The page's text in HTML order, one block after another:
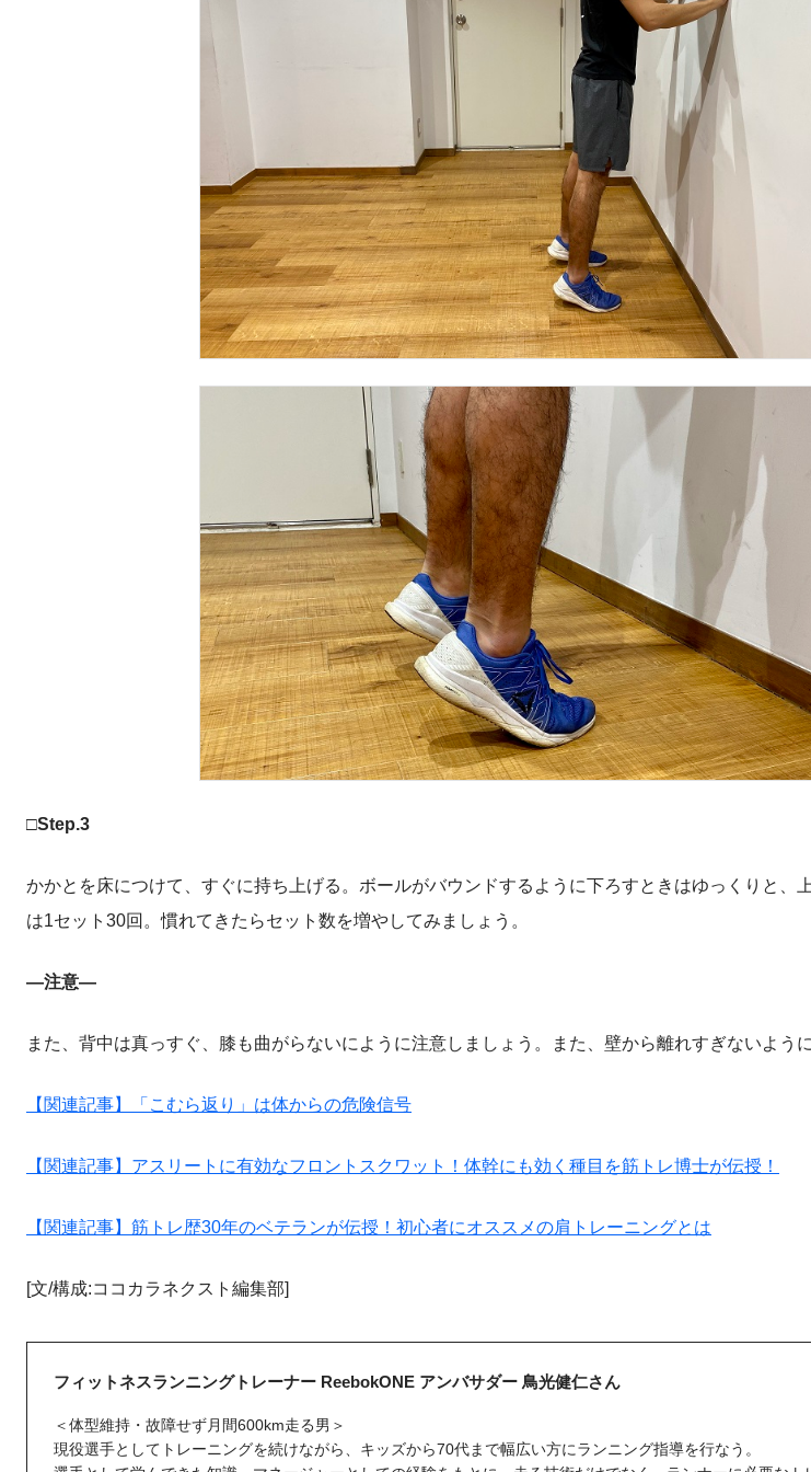
□Step.3
かかとを床につけて、すぐに持ち上げる。ボールがバウンドするように下ろすときはゆっくりと、
は1セット30回。慣れてきたらセット数を増やしてみましょう。
―注意―
また、背中は真っすぐ、膝も曲がらないにように注意しましょう。また、壁から離れすぎないよう
【関連記事】「こむら返り」は体からの危険信号
【関連記事】アスリートに有効なフロントスクワット！体幹にも効く種目を筋トレ博士が伝授！
【関連記事】筋トレ歴30年のベテランが伝授！初心者にオススメの肩トレーニングとは
[文/構成:ココカラネクスト編集部]
フィットネスランニングトレーナー ReebokONE アンバサダー 鳥光健仁さん
＜体型維持・故障せず月間600km走る男＞
現役選手としてトレーニングを続けながら、キッズから70代まで幅広い方にランニング指導を行なう。